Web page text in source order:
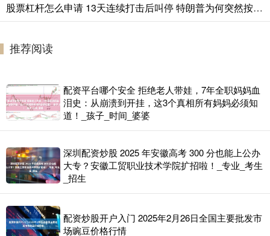
股票杠杆怎么申请 13天连续打击后叫停 特朗普为何突然按下“暂停键”
推荐阅读
配资平台哪个安全 拒绝老人带娃，7年全职妈妈血
泪史：从崩溃到开挂，这3个真相所有妈妈必须知
道！_孩子_时间_婆婆
深圳配资炒股 2025 年安徽高考 300 分也能上公办
大专？安徽工贸职业技术学院扩招啦！_专业_考生
_招生
配资炒股开户入门 2025年2月26日全国主要批发市
场豌豆价格行情